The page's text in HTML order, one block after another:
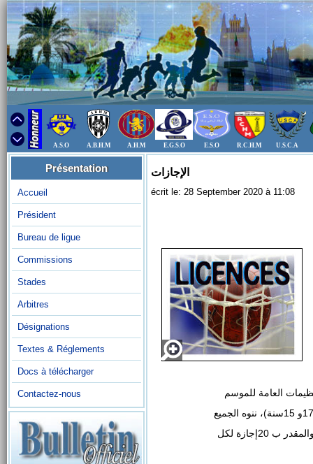
A.S.O A.B.H.M A.H.M E.G.S.O E.S.O R.C.H.M U.S.C.A
Présentation
Accueil
Président
Bureau de ligue
Commissions
Stades
Arbitres
Désignations
Textes & Réglements
Docs à télécharger
Contactez-nous
الإجازات
écrit le: 28 September 2020 à 11:08
العامة للموسم
لكل